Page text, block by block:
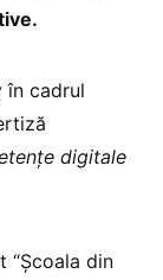
în cadrul
digitale
“Școala din